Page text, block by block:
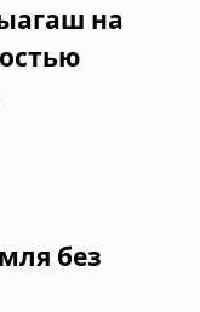
на
без